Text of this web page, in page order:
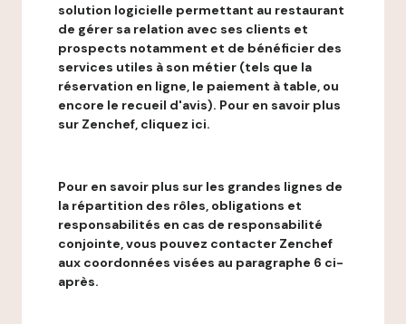
solution logicielle permettant au restaurant
de gérer sa relation avec ses clients et
prospects notamment et de bénéficier des
services utiles à son métier (tels que la
réservation en ligne, le paiement à table, ou
encore le recueil d'avis). Pour en savoir plus
sur Zenchef, cliquez ici.
Pour en savoir plus sur les grandes lignes de
la répartition des rôles, obligations et
responsabilités en cas de responsabilité
conjointe, vous pouvez contacter Zenchef
aux coordonnées visées au paragraphe 6 ci-
après.